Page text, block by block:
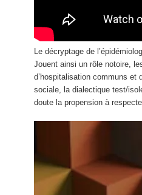
Le décryptage de
Jouent ainsi un rôle notoire,
d’hospitalisation communs et
sociale, la dialectique test/
doute la propension à